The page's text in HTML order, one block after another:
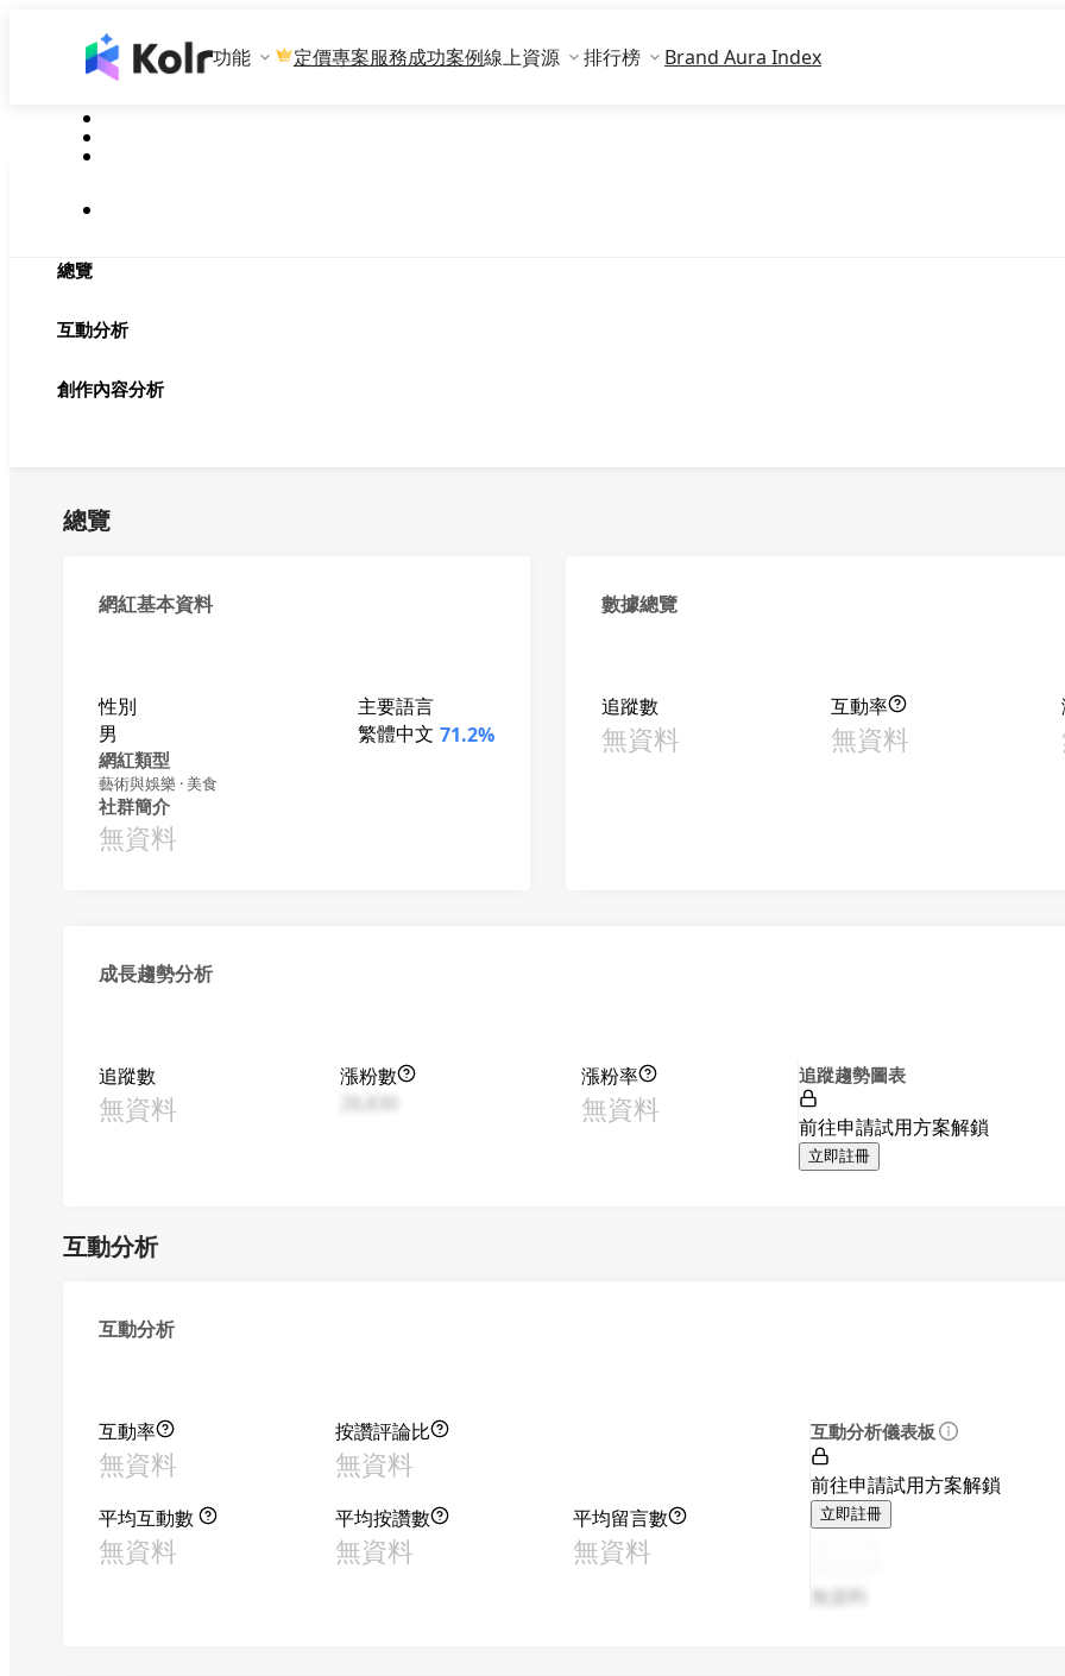
功能 定價專案服務成功案例線上資源 排行榜 Brand Aura Index
總覽
互動分析
創作內容分析
總覽
網紅基本資料
性別
男
主要語言
繁體中文 71.2%
網紅類型
藝術與娛樂 · 美食
社群簡介
無資料
數據總覽
追蹤數
無資料
互動率
無資料
成長趨勢分析
追蹤數
無資料
漲粉數
漲粉率
無資料
追蹤趨勢圖表
前往申請試用方案解鎖
立即註冊
互動分析
互動分析
互動率
無資料
按讚評論比
無資料
平均互動數
無資料
平均按讚數
無資料
平均留言數
無資料
互動分析儀表板
前往申請試用方案解鎖
立即註冊
無資料